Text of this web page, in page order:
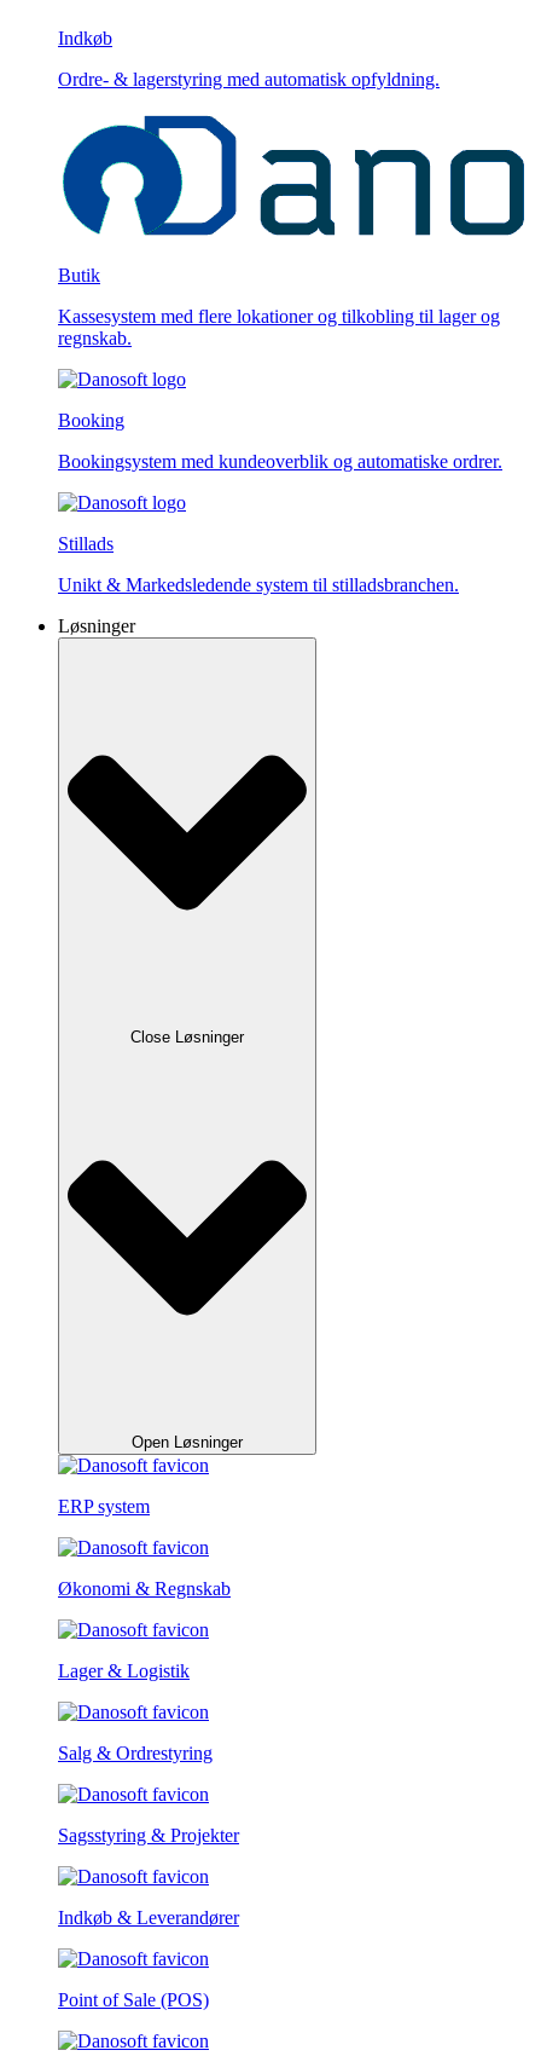
Indkøb
Ordre- & lagerstyring med automatisk opfyldning.
Butik
Kassesystem med flere lokationer og tilkobling til lager og
regnskab.
Booking
Bookingsystem med kundeoverblik og automatiske ordrer.
Stillads
Unikt & Markedsledende system til stilladsbranchen.
Løsninger
Close Løsninger
Open Løsninger
ERP system
Økonomi & Regnskab
Lager & Logistik
Salg & Ordrestyring
Sagsstyring & Projekter
Indkøb & Leverandører
Point of Sale (POS)